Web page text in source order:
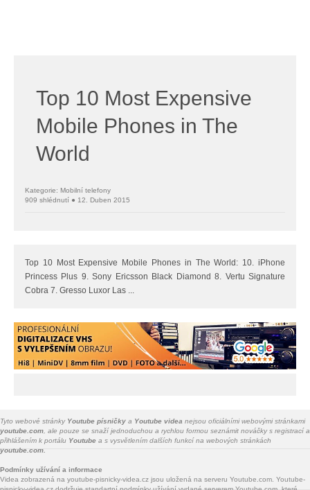
Top 10 Most Expensive
Mobile Phones in The
World
Kategorie: Mobilní telefony
909 shlédnutí ● 12. Duben 2015
Top 10 Most Expensive Mobile Phones in The World: 10. iPhone
Princess Plus 9. Sony Ericsson Black Diamond 8. Vertu Signature
Cobra 7. Gresso Luxor Las ...
Tyto webové stránky Youtube písničky a Youtube videa nejsou oficiálními webovými stránkami
youtube.com , ale pouze se snaží jednoduchou a rychlou formou seznámit nováčky s registrací a
přihlášením k portálu Youtube a s vysvětlením dalších funkcí na webových stránkách
youtube.com.
Podmínky užívání a informace
Videa zobrazená na youtube-pisnicky-videa.cz jsou uložená na serveru Youtube.com. Youtube-